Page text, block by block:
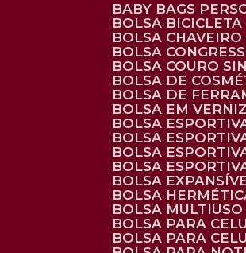
BABY BAGS
BOLSA
BOLSA
BOLSA
BOLSA COURO
BOLSA DE
BOLSA DE
BOLSA EM
BOLSA
BOLSA
BOLSA
BOLSA
BOLSA
BOLSA
BOLSA MULTIUSO
BOLSA PARA
BOLSA PARA